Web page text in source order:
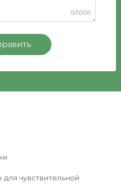
0/1000
чувствительной